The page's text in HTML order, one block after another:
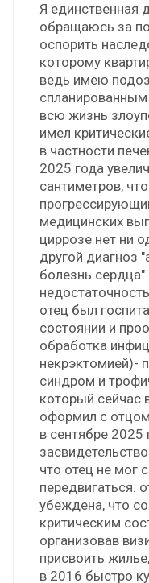
Я единственная
обращаюсь за
оспорить
которому
ведь имею
всю жизнь
имел
в частности
2025 года
сантиметров,
медицинских
циррозе нет ни
другой диагноз
болезнь сердца"
отец был
состоянии и
обработка
некрэктомией)-
синдром и
который сейчас
оформил с
в сентябре 2025
что отец не мог
передвигаться.
убеждена, что
критическим
организовав
присвоить
в 2016 быстро